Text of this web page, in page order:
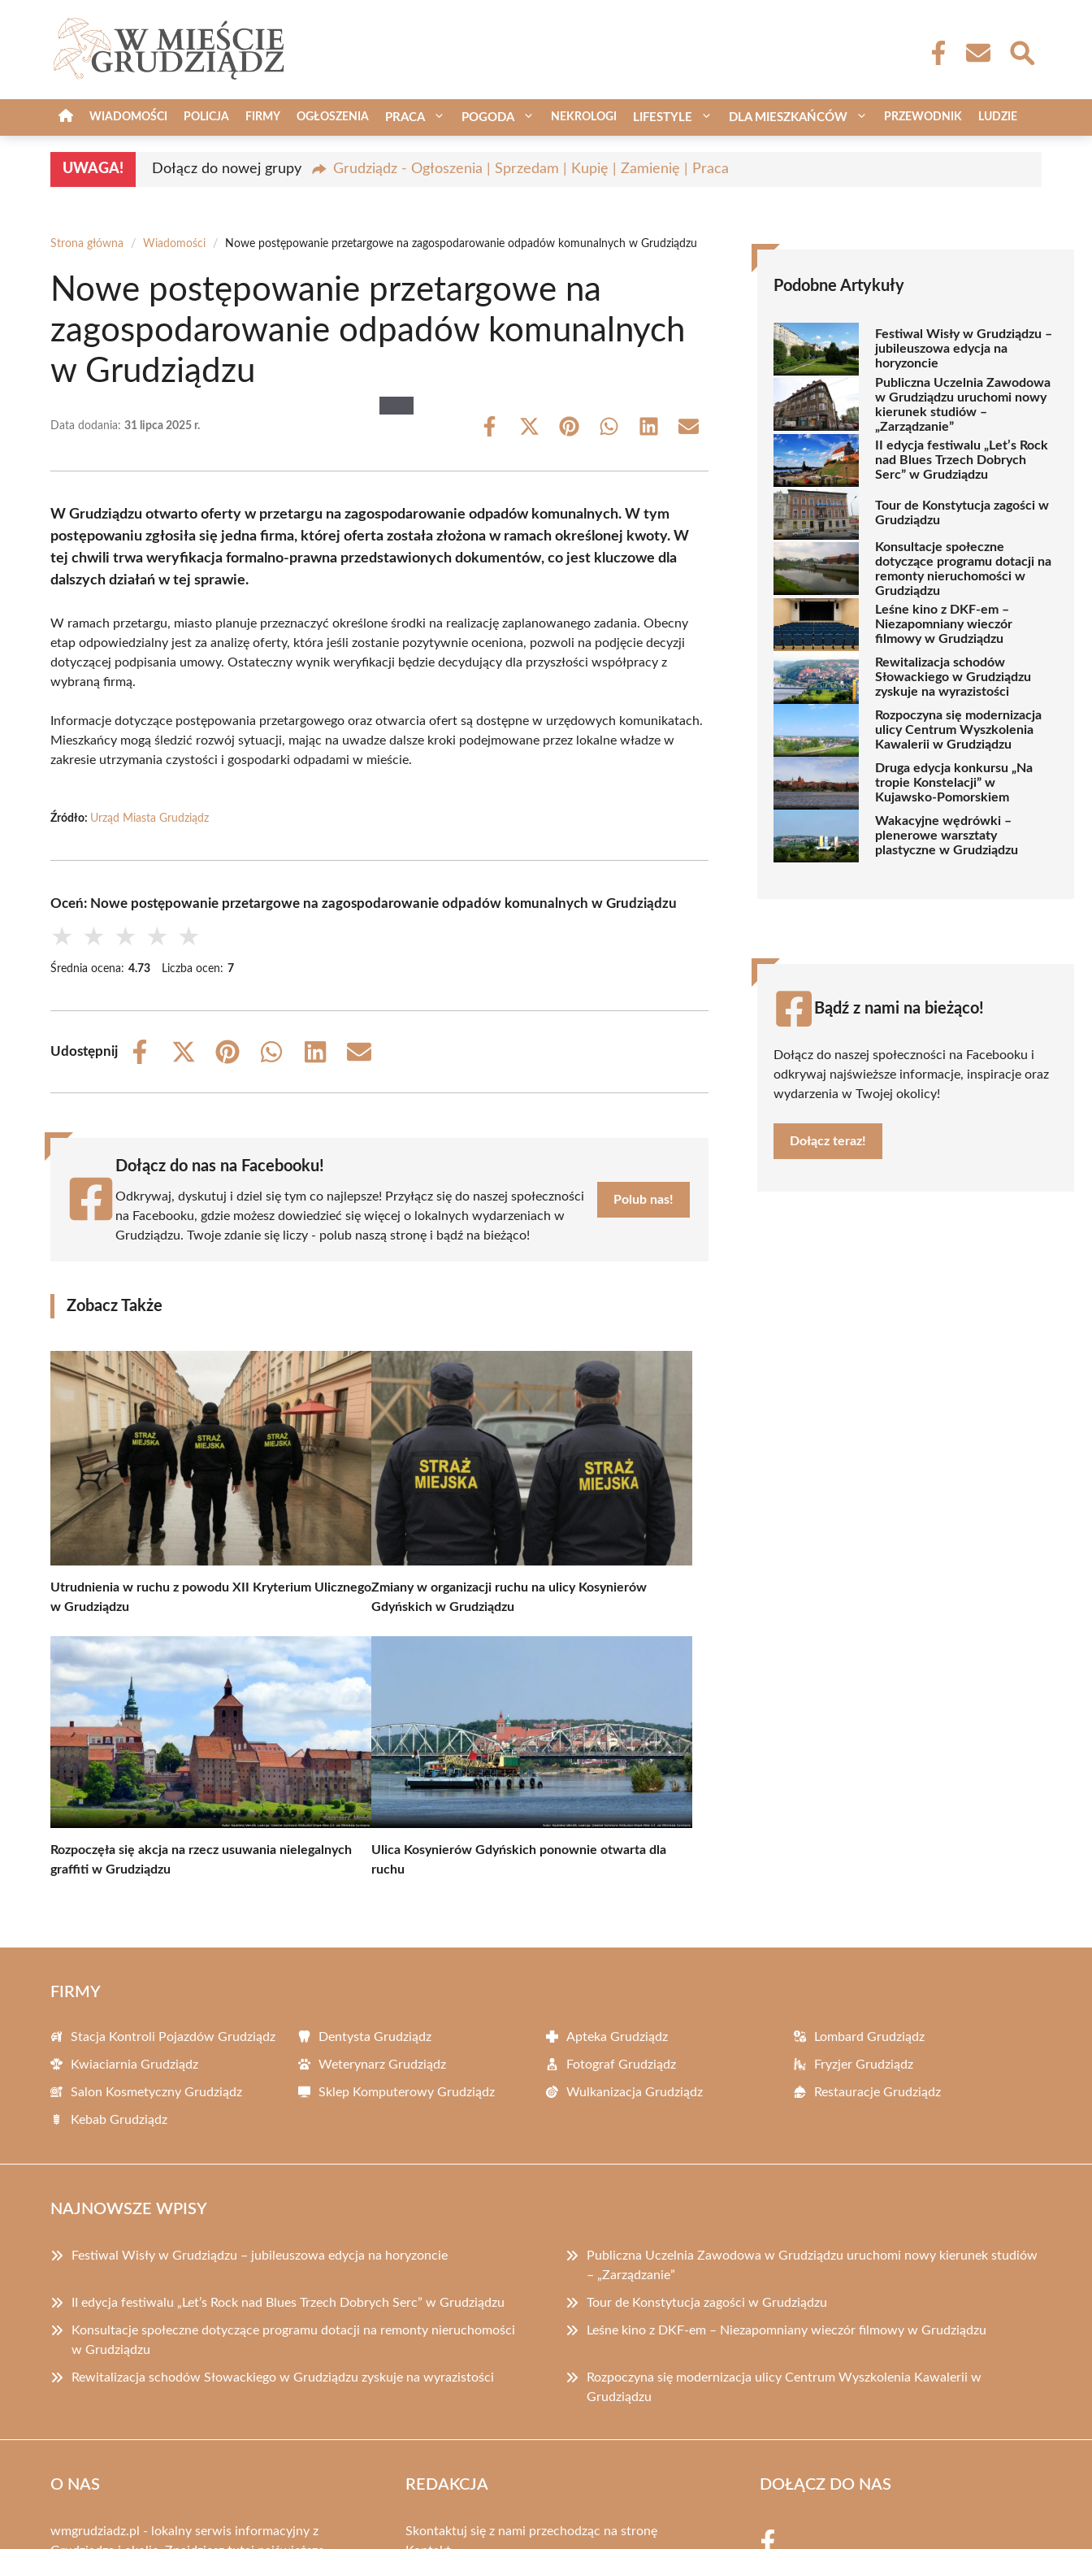
WIADOMOŚCI POLICJA FIRMY OGŁOSZENIA PRACA POGODA NEKROLOGI LIFESTYLE DLA MIESZKAŃCÓW PRZEWODNIK LUDZIE
UWAGA! Dołącz do nowej grupy Grudziądz - Ogłoszenia | Sprzedam | Kupię | Zamienię | Praca
Strona główna / Wiadomości / Nowe postępowanie przetargowe na zagospodarowanie odpadów komunalnych w Grudziądzu
Nowe postępowanie przetargowe na
zagospodarowanie odpadów komunalnych
w Grudziądzu
Data dodania: 31 lipca 2025 r.
Share
Share
(Twitter)
Share Share Share Share
W Grudziądzu otwarto oferty w przetargu na zagospodarowanie odpadów komunalnych. W tym
postępowaniu zgłosiła się jedna firma, której oferta została złożona w ramach określonej kwoty. W
tej chwili trwa weryfikacja formalno-prawna przedstawionych dokumentów, co jest kluczowe dla
dalszych działań w tej sprawie.
W ramach przetargu, miasto planuje przeznaczyć określone środki na realizację zaplanowanego zadania. Obecny
etap odpowiedzialny jest za analizę oferty, która jeśli zostanie pozytywnie oceniona, pozwoli na podjęcie decyzji
dotyczącej podpisania umowy. Ostateczny wynik weryfikacji będzie decydujący dla przyszłości współpracy z
wybraną firmą.
Informacje dotyczące postępowania przetargowego oraz otwarcia ofert są dostępne w urzędowych komunikatach.
Mieszkańcy mogą śledzić rozwój sytuacji, mając na uwadze dalsze kroki podejmowane przez lokalne władze w
zakresie utrzymania czystości i gospodarki odpadami w mieście.
Źródło: Urząd Miasta Grudziądz
Oceń: Nowe postępowanie przetargowe na zagospodarowanie odpadów komunalnych w Grudziądzu
★ ★ ★ ★ ★
Średnia ocena: 4.73 Liczba ocen: 7
Udostępnij
Share
Share
(Twitter)
Share
Share
Share
Share
Dołącz do nas na Facebooku!
Odkrywaj, dyskutuj i dziel się tym co najlepsze! Przyłącz się do naszej społeczności
na Facebooku, gdzie możesz dowiedzieć się więcej o lokalnych wydarzeniach w
Grudziądzu. Twoje zdanie się liczy - polub naszą stronę i bądź na bieżąco!
Polub nas!
Zobacz Także
Utrudnienia w ruchu z powodu XII Kryterium Ulicznego
w Grudziądzu
Zmiany w organizacji ruchu na ulicy Kosynierów
Gdyńskich w Grudziądzu
Rozpoczęła się akcja na rzecz usuwania nielegalnych
graffiti w Grudziądzu
Ulica Kosynierów Gdyńskich ponownie otwarta dla
ruchu
Podobne Artykuły
Festiwal Wisły w Grudziądzu –
jubileuszowa edycja na
horyzoncie
Publiczna Uczelnia Zawodowa
w Grudziądzu uruchomi nowy
kierunek studiów –
„Zarządzanie”
II edycja festiwalu „Let’s Rock
nad Blues Trzech Dobrych
Serc” w Grudziądzu
Tour de Konstytucja zagości w
Grudziądzu
Konsultacje społeczne
dotyczące programu dotacji na
remonty nieruchomości w
Grudziądzu
Leśne kino z DKF-em –
Niezapomniany wieczór
filmowy w Grudziądzu
Rewitalizacja schodów
Słowackiego w Grudziądzu
zyskuje na wyrazistości
Rozpoczyna się modernizacja
ulicy Centrum Wyszkolenia
Kawalerii w Grudziądzu
Druga edycja konkursu „Na
tropie Konstelacji” w
Kujawsko-Pomorskiem
Wakacyjne wędrówki –
plenerowe warsztaty
plastyczne w Grudziądzu
Bądź z nami na bieżąco!
Dołącz do naszej społeczności na Facebooku i
odkrywaj najświeższe informacje, inspiracje oraz
wydarzenia w Twojej okolicy!
Dołącz teraz!
FIRMY
Stacja Kontroli Pojazdów Grudziądz Dentysta Grudziądz Apteka Grudziądz Lombard Grudziądz
Kwiaciarnia Grudziądz Weterynarz Grudziądz Fotograf Grudziądz Fryzjer Grudziądz
Salon Kosmetyczny Grudziądz Sklep Komputerowy Grudziądz Wulkanizacja Grudziądz Restauracje Grudziądz
Kebab Grudziądz
NAJNOWSZE WPISY
Festiwal Wisły w Grudziądzu – jubileuszowa edycja na horyzoncie
Publiczna Uczelnia Zawodowa w Grudziądzu uruchomi nowy kierunek studiów
– „Zarządzanie”
II edycja festiwalu „Let’s Rock nad Blues Trzech Dobrych Serc” w Grudziądzu Tour de Konstytucja zagości w Grudziądzu
Konsultacje społeczne dotyczące programu dotacji na remonty nieruchomości
w Grudziądzu
Leśne kino z DKF-em – Niezapomniany wieczór filmowy w Grudziądzu
Rewitalizacja schodów Słowackiego w Grudziądzu zyskuje na wyrazistości
Rozpoczyna się modernizacja ulicy Centrum Wyszkolenia Kawalerii w
Grudziądzu
O NAS
wmgrudziadz.pl - lokalny serwis informacyjny z
REDAKCJA
Skontaktuj się z nami przechodząc na stronę
DOŁĄCZ DO NAS